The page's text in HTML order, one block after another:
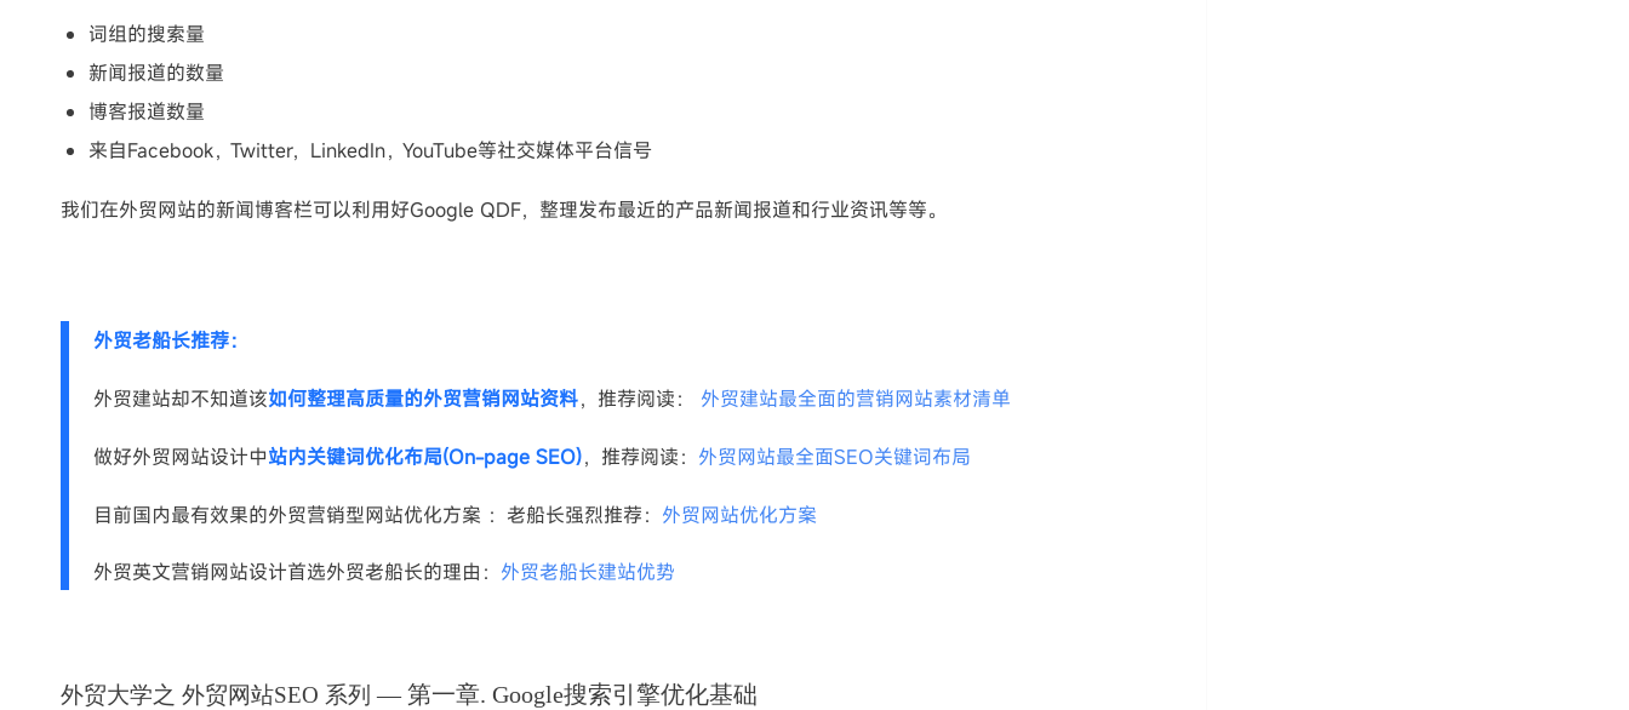
词组的搜索量
新闻报道的数量
博客报道数量
来自Facebook，Twitter，LinkedIn，YouTube等社交媒体平台信号
我们在外贸网站的新闻博客栏可以利用好Google QDF，整理发布最近的产品新闻报道和行业资讯等等。
外贸老船长推荐：
外贸建站却不知道该如何整理高质量的外贸营销网站资料，推荐阅读： 外贸建站最全面的营销网站素材清单
做好外贸网站设计中站内关键词优化布局(On-page SEO)，推荐阅读： 外贸网站最全面SEO关键词布局
目前国内最有效果的外贸营销型网站优化方案 ：老船长强烈推荐： 外贸网站优化方案
外贸英文营销网站设计首选外贸老船长的理由： 外贸老船长建站优势
外贸大学之 外贸网站SEO 系列— 第一章. Google搜索引擎优化基础